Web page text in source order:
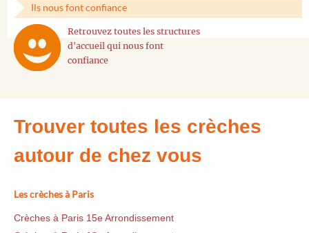
Ils nous font confiance
Retrouvez toutes les structures
d'accueil qui nous font
confiance
Trouver toutes les crèches
autour de chez vous
Les crèches à Paris
Crèches à Paris 15e Arrondissement